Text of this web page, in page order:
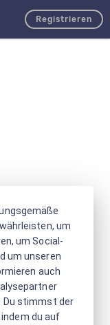
Registrieren
um
um Social-
um unseren
auch
Du stimmst der
du auf